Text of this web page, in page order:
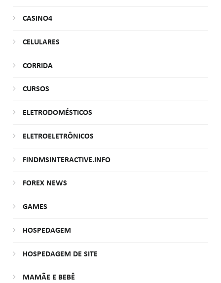
CASINO4
CELULARES
CORRIDA
CURSOS
ELETRODOMÉSTICOS
ELETROELETRÔNICOS
FINDMSINTERACTIVE.INFO
FOREX NEWS
GAMES
HOSPEDAGEM
HOSPEDAGEM DE SITE
MAMÃE E BEBÊ